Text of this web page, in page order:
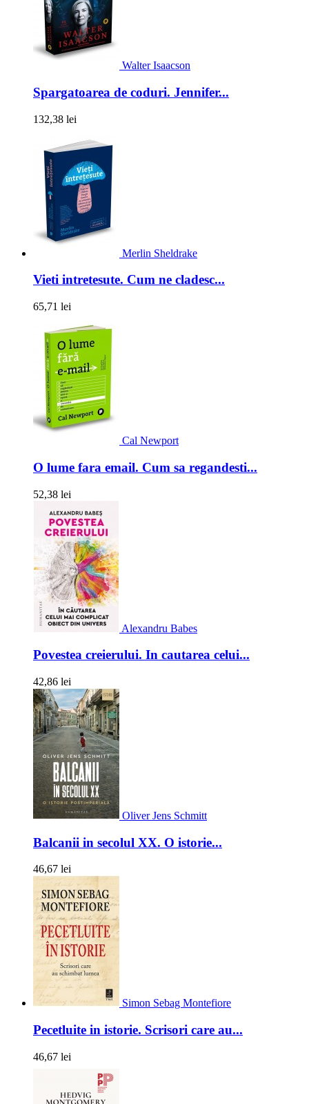
Walter Isaacson
Spargatoarea de coduri. Jennifer...
132,38 lei
Merlin Sheldrake
Vieti intretesute. Cum ne cladesc...
65,71 lei
Cal Newport
O lume fara email. Cum sa regandesti...
52,38 lei
Alexandru Babes
Povestea creierului. In cautarea celui...
42,86 lei
Oliver Jens Schmitt
Balcanii in secolul XX. O istorie...
46,67 lei
Simon Sebag Montefiore
Pecetluite in istorie. Scrisori care au...
46,67 lei